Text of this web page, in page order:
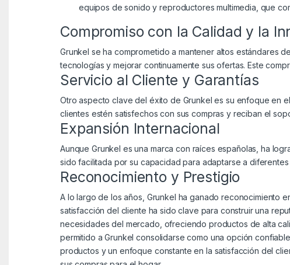
equipos de sonido y reproductores multimedia, que
Compromiso con la Calidad y la
Grunkel se ha comprometido a mantener altos estándares
tecnologías y mejorar continuamente sus ofertas. Este
Servicio al Cliente y Garantías
Otro aspecto clave del éxito de Grunkel es su enfoque en
clientes estén satisfechos con sus compras y reciban el
Expansión Internacional
Aunque Grunkel es una marca con raíces españolas, ha
sido facilitada por su capacidad para adaptarse a
Reconocimiento y Prestigio
A lo largo de los años, Grunkel ha ganado reconocimiento
satisfacción del cliente ha sido clave para construir una
necesidades del mercado, ofreciendo productos de alta
permitido a Grunkel consolidarse como una opción
productos y un enfoque constante en la satisfacción del